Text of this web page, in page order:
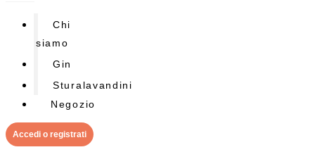
Chi
siamo
Gin
Sturalavandini
Negozio
Accedi o registrati